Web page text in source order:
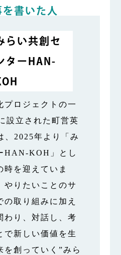
を書いた人
らい共創セ
ターHAN-
プロジェクトの一
設立された町営英
2025年より「み
HAN-KOH」とし
時を迎えていま
やりたいことのサ
の取り組みに加え
わり、対話し、考
で新しい価値を生
を創っていく”みら